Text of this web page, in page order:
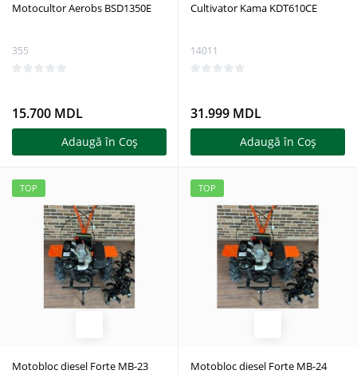
Motocultor Aerobs BSD1350E
355
15.700 MDL
Adaugă în Coş
Cultivator Kama KDT610CE
14011
31.999 MDL
Adaugă în Coş
TOP
Motobloc diesel Forte MB-23
TOP
Motobloc diesel Forte MB-24